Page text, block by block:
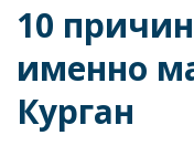
10
именно
Курган